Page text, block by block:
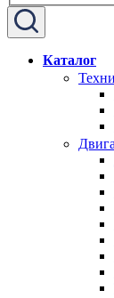
Каталог